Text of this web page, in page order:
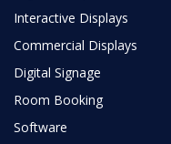
Interactive Displays
Commercial Displays
Digital Signage
Room Booking
Software